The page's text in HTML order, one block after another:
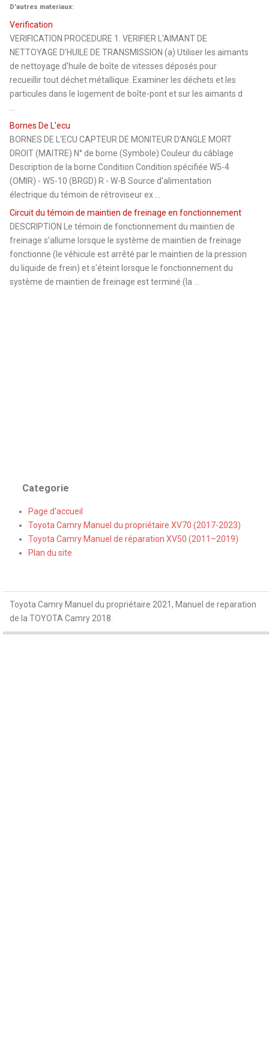
D'autres materiaux:
Verification
VERIFICATION PROCEDURE 1. VERIFIER L'AIMANT DE
NETTOYAGE D'HUILE DE TRANSMISSION (a) Utiliser les aimants
de nettoyage d'huile de boîte de vitesses déposés pour
recueillir tout déchet métallique. Examiner les déchets et les
particules dans le logement de boîte-pont et sur les aimants d
Bornes De L'ecu
BORNES DE L'ECU CAPTEUR DE MONITEUR D'ANGLE MORT
DROIT (MAITRE) N° de borne (Symbole) Couleur du câblage
Description de la borne Condition Condition spécifiée W5-4
(OMIR) - W5-10 (BRGD) R - W-B Source d'alimentation
électrique du témoin de rétroviseur ex ...
Circuit du témoin de maintien de freinage en fonctionnement
DESCRIPTION Le témoin de fonctionnement du maintien de
freinage s'allume lorsque le système de maintien de freinage
fonctionne (le véhicule est arrêté par le maintien de la pression
du liquide de frein) et s'éteint lorsque le fonctionnement du
système de maintien de freinage est terminé (la ...
Categorie
Page d'accueil
Toyota Camry Manuel du propriétaire XV70 (2017-2023)
Toyota Camry Manuel de réparation XV50 (2011–2019)
Plan du site
Toyota Camry Manuel du propriétaire 2021, Manuel de reparation
de la TOYOTA Camry 2018.